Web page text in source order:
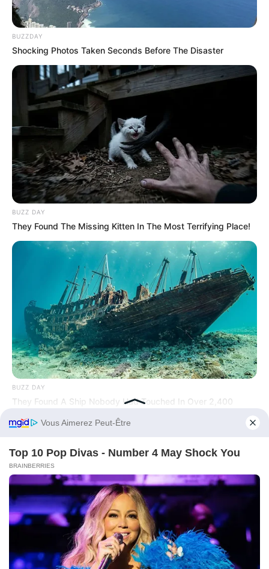
articles
2024
BUZZDAY
Shocking Photos Taken Seconds Before The Disaster
BUZZ DAY
They Found The Missing Kitten In The Most Terrifying Place!
BUZZ DAY
They Found A Ship Nobody Had Touched In Over 2,400